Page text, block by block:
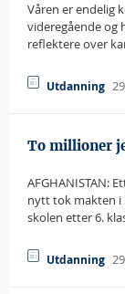
Våren er endelig
videregående og
reflektere over
Utdanning
To millioner
AFGHANISTAN:
nytt tok makten i
skolen etter 6.
Utdanning